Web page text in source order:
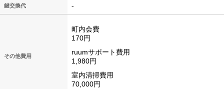
鍵交換代 -
その他費用
町内会費
170円
ruumサポート費用
1,980円
室内清掃費用
70,000円